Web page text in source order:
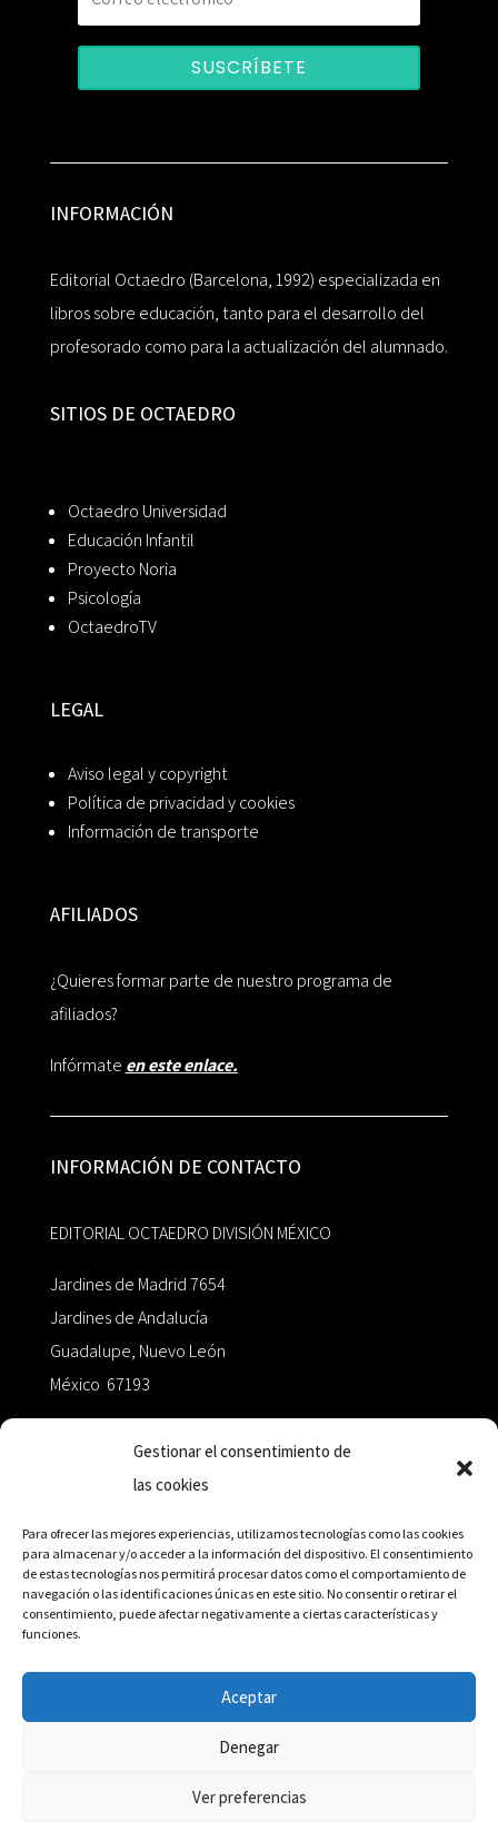
Gestionar el consentimiento de
las cookies
Para ofrecer las mejores experiencias, utilizamos tecnologías como las cookies
para almacenar y/o acceder a la información del dispositivo. El consentimiento
de estas tecnologías nos permitirá procesar datos como el comportamiento de
navegación o las identificaciones únicas en este sitio. No consentir o retirar el
consentimiento, puede afectar negativamente a ciertas características y
funciones.
Aceptar
Denegar
Ver preferencias
SUSCRÍBETE
INFORMACIÓN
Editorial Octaedro (Barcelona, 1992) especializada en
libros sobre educación, tanto para el desarrollo del
profesorado como para la actualización del alumnado.
SITIOS DE OCTAEDRO
Octaedro Universidad
Educación Infantil
Proyecto Noria
Psicología
OctaedroTV
LEGAL
Aviso legal y copyright
Política de privacidad y cookies
Información de transporte
AFILIADOS
¿Quieres formar parte de nuestro programa de
afiliados?
Infórmate en este enlace.
INFORMACIÓN DE CONTACTO
EDITORIAL OCTAEDRO DIVISIÓN MÉXICO
Jardines de Madrid 7654
Jardines de Andalucía
Guadalupe, Nuevo León
México 67193
+52 811.499.5638
RED DE DISTRIBUCIÓN